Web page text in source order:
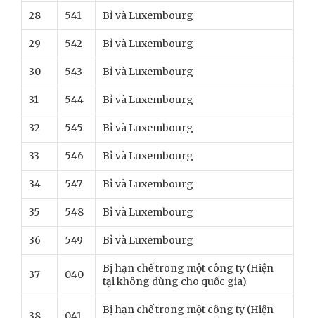
28 541 Bỉ và Luxembourg
29 542 Bỉ và Luxembourg
30 543 Bỉ và Luxembourg
31 544 Bỉ và Luxembourg
32 545 Bỉ và Luxembourg
33 546 Bỉ và Luxembourg
34 547 Bỉ và Luxembourg
35 548 Bỉ và Luxembourg
36 549 Bỉ và Luxembourg
37 040
Bị hạn chế trong một công ty (Hiện
tại không dùng cho quốc gia)
Bị hạn chế trong một công ty (Hiện